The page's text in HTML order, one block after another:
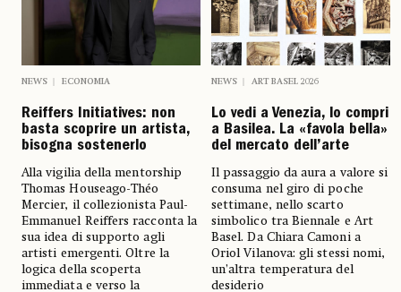
NEWS ECONOMIA
Reiffers Initiatives: non
basta scoprire un artista,
bisogna sostenerlo
Alla vigilia della mentorship
Thomas Houseago-Théo
Mercier, il collezionista Paul-
Emmanuel Reiffers racconta la
sua idea di supporto agli
artisti emergenti. Oltre la
logica della scoperta
immediata e verso la
NEWS ART BASEL 2026
Lo vedi a Venezia, lo compri
a Basilea. La «favola bella»
del mercato dell’arte
Il passaggio da aura a valore si
consuma nel giro di poche
settimane, nello scarto
simbolico tra Biennale e Art
Basel. Da Chiara Camoni a
Oriol Vilanova: gli stessi nomi,
un’altra temperatura del
desiderio